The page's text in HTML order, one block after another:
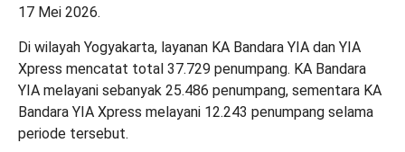
17 Mei 2026.
Di wilayah Yogyakarta, layanan KA Bandara YIA dan YIA
Xpress mencatat total 37.729 penumpang. KA Bandara
YIA melayani sebanyak 25.486 penumpang, sementara KA
Bandara YIA Xpress melayani 12.243 penumpang selama
periode tersebut.